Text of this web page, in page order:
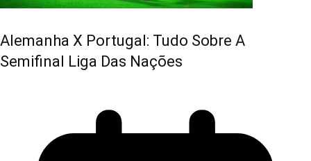
Alemanha X Portugal: Tudo Sobre A
Semifinal Liga Das Nações